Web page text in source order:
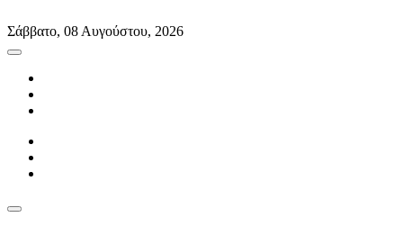
to
content
Σάββατο, 08 Αυγούστου, 2026